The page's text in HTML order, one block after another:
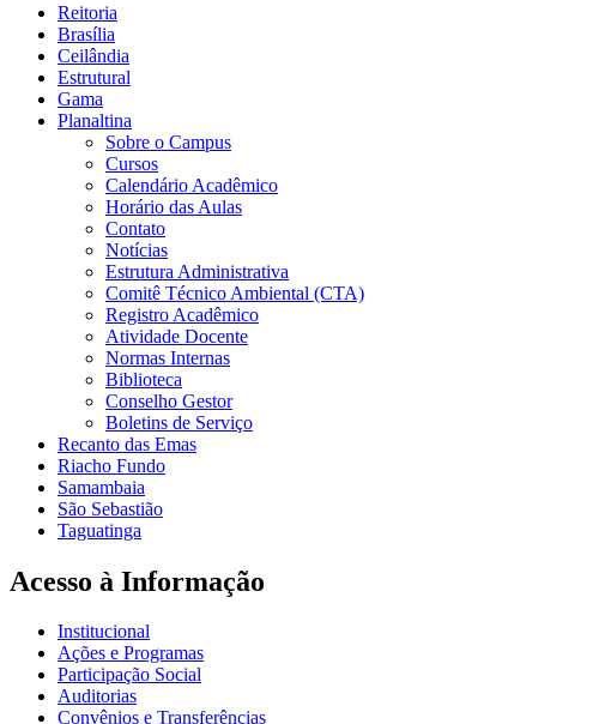
Reitoria
Brasília
Ceilândia
Estrutural
Gama
Planaltina
Sobre o Campus
Cursos
Calendário Acadêmico
Horário das Aulas
Contato
Notícias
Estrutura Administrativa
Comitê Técnico Ambiental (CTA)
Registro Acadêmico
Atividade Docente
Normas Internas
Biblioteca
Conselho Gestor
Boletins de Serviço
Recanto das Emas
Riacho Fundo
Samambaia
São Sebastião
Taguatinga
Acesso à Informação
Institucional
Ações e Programas
Participação Social
Auditorias
Convênios e Transferências